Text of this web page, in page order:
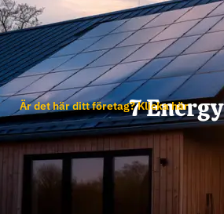
7 Energy
Är det här ditt företag? Klicka här